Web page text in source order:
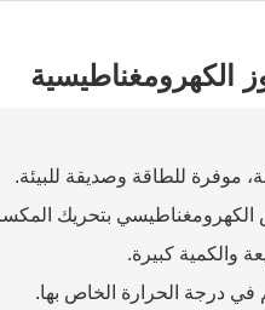
الكهرومغناطيسية